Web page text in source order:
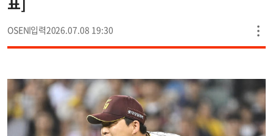
OSEN 2026.07.08 19:30